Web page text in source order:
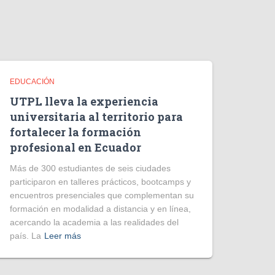
EDUCACIÓN
UTPL lleva la experiencia
universitaria al territorio para
fortalecer la formación
profesional en Ecuador
Más de 300 estudiantes de seis ciudades
participaron en talleres prácticos, bootcamps y
encuentros presenciales que complementan su
formación en modalidad a distancia y en línea,
acercando la academia a las realidades del
país. La Leer más